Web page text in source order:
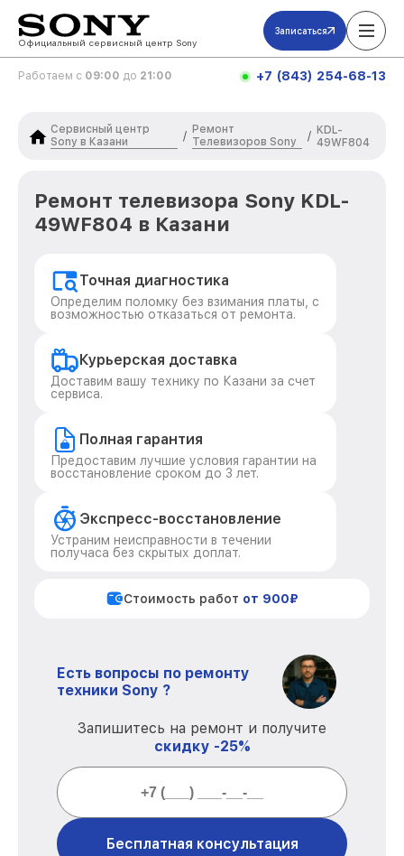
Официальный сервисный центр Sony
Записаться
Работаем с 09:00 до 21:00 +7 (843) 254-68-13
Сервисный центр
Sony в Казани
/
Ремонт
Телевизоров Sony
/ KDL-
49WF804
Ремонт телевизора Sony KDL-
49WF804 в Казани
Точная диагностика
Определим поломку без взимания платы, с
возможностью отказаться от ремонта.
Курьерская доставка
Доставим вашу технику по Казани за счет
сервиса.
Полная гарантия
Предоставим лучшие условия гарантии на
восстановление сроком до 3 лет.
Экспресс-восстановление
Устраним неисправности в течении
получаса без скрытых доплат.
Стоимость работ от 900₽
Есть вопросы по ремонту
техники Sony ?
Запишитесь на ремонт и получите
скидку -25%
Бесплатная консультация